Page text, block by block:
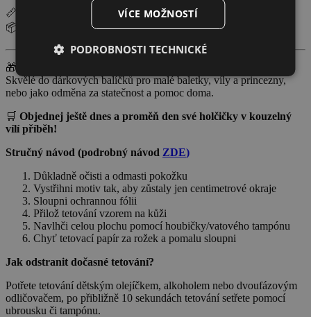
📏
105 x 148 mm
📦
1 arch s 5 glitter vílami baletkami
🎁
Skvělé do dárkových balíčků pro malé baletky, víly a princezny,
nebo jako odměna za statečnost a pomoc doma.
🛒 Objednej ještě dnes a proměň den své holčičky v kouzelný
vílí příběh!
Stručný návod (podrobný návod ZDE)
Důkladně očisti a odmasti pokožku
Vystřihni motiv tak, aby zůstaly jen centimetrové okraje
Sloupni ochrannou fólii
Přilož tetování vzorem na kůži
Navlhči celou plochu pomocí houbičky/vatového tampónu
Chyť tetovací papír za rožek a pomalu sloupni
Jak odstranit dočasné tetování?
Potřete tetování dětským olejíčkem, alkoholem nebo dvoufázovým
odličovačem, po přibližně 10 sekundách tetování setřete pomocí
ubrousku či tampónu.
VÍCE MOŽNOSTÍ
PODROBNOSTI TECHNICKÉ